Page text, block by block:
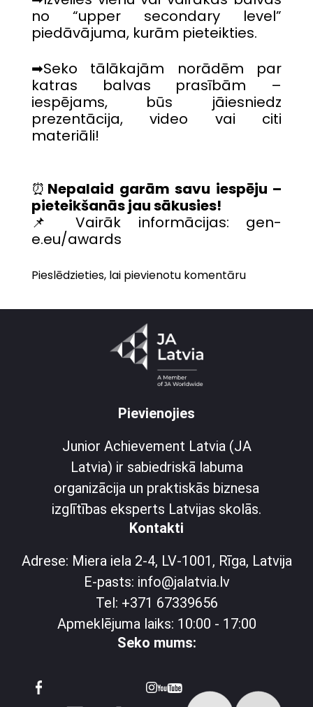
no “upper secondary level”
piedāvājuma, kurām pieteikties.
➡Seko tālākajām norādēm par
katras balvas prasībām –
iespējams, būs jāiesniedz
prezentācija, video vai citi
materiāli!
⏰ Nepalaid garām savu iespēju –
pieteikšanās jau sākusies!
📌 Vairāk informācijas: gen-
e.eu/awards
Pieslēdzieties, lai pievienotu komentāru
Pievienojies
Junior Achievement Latvia (JA
Latvia) ir sabiedriskā labuma
organizācija un praktiskās biznesa
izglītības eksperts Latvijas skolās.
Kontakti
Adrese: Miera iela 2-4, LV-1001, Rīga, Latvija
E-pasts: info@jalatvia.lv
Tel: +371 67339656
Apmeklējuma laiks: 10:00 - 17:00
Seko mums: